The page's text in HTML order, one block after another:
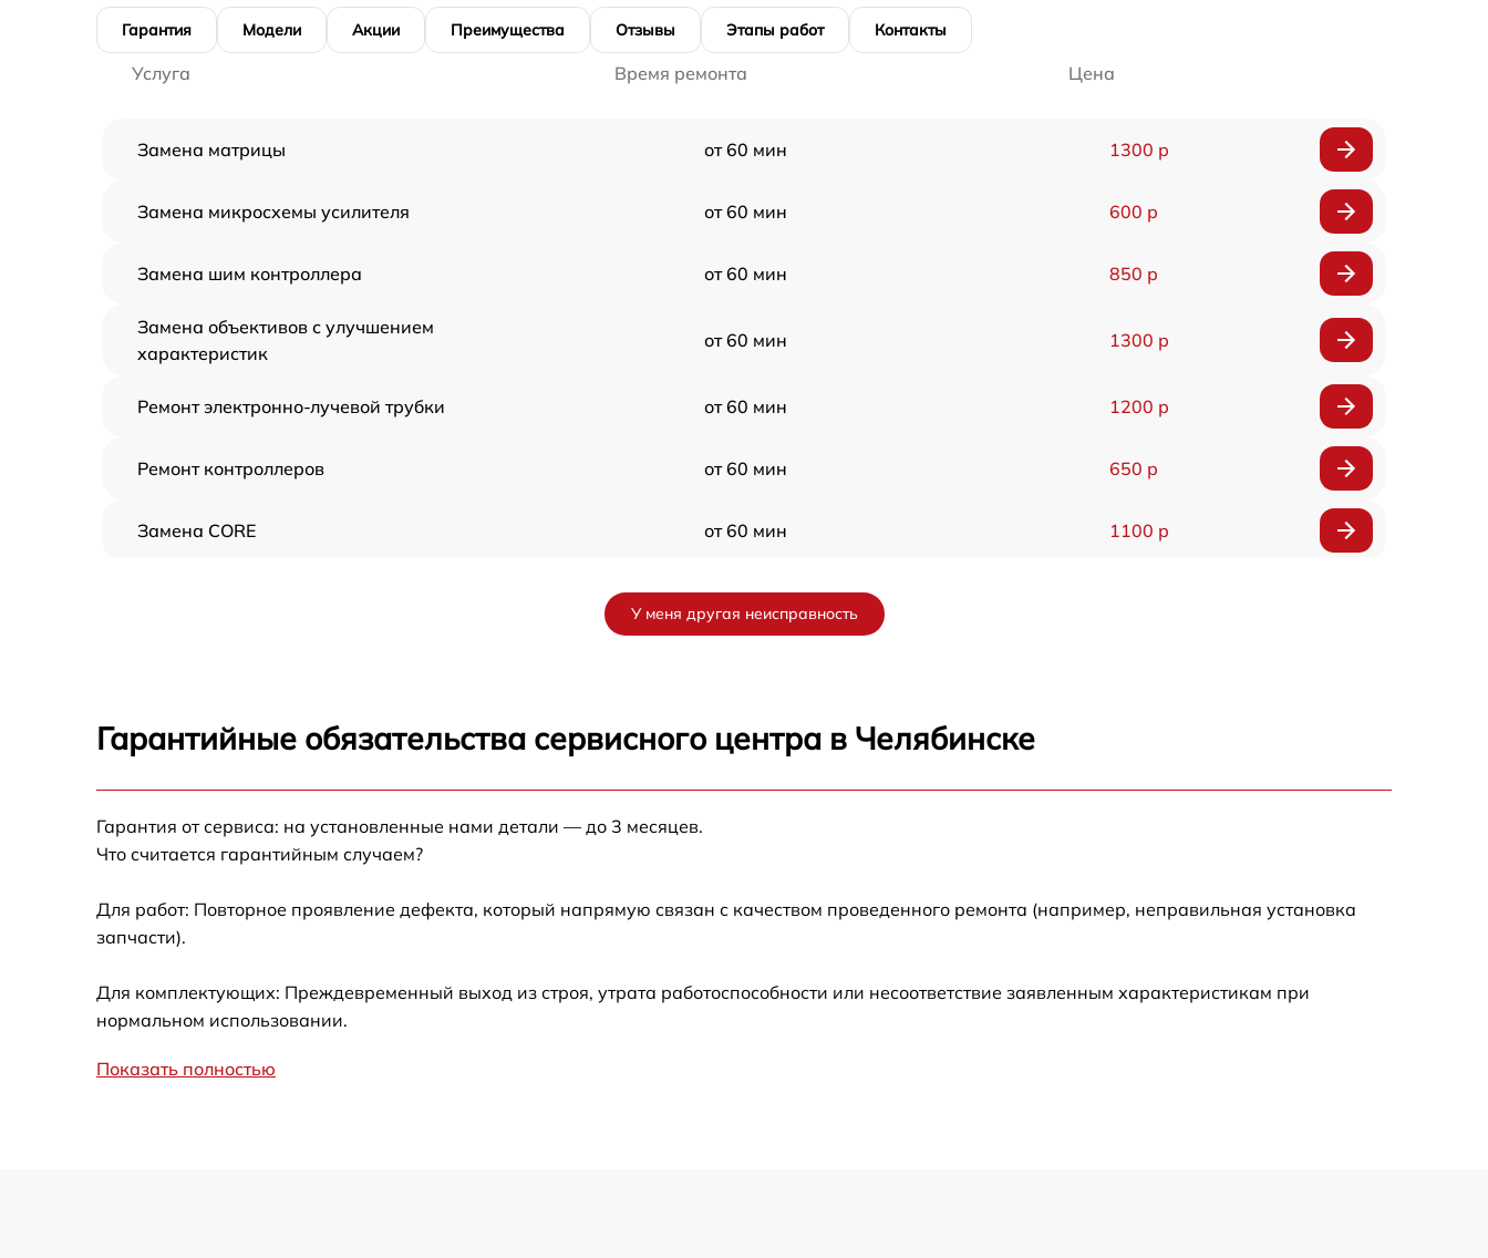
Гарантия Модели Акции Преимущества Отзывы Этапы работ Контакты
Услуга Время ремонта Цена
Замена матрицы от 60 мин 1300 р
Замена микросхемы усилителя от 60 мин 600 р
Замена шим контроллера от 60 мин 850 р
Замена объективов с улучшением
характеристик
от 60 мин 1300 р
Ремонт электронно-лучевой трубки от 60 мин 1200 р
Ремонт контроллеров от 60 мин 650 р
Замена CORE от 60 мин 1100 р
от 60 мин
Ремонт встроенного дальнометра и
других устройств
Замена микросхемы логики от 60 мин 450 р
У меня другая неисправность
Гарантийные обязательства сервисного центра в Челябинске
Гарантия от сервиса: на установленные нами детали — до 3 месяцев.
Что считается гарантийным случаем?
Для работ: Повторное проявление дефекта, который напрямую связан с качеством проведенного ремонта (например, неправильная установка
запчасти).
Для комплектующих: Преждевременный выход из строя, утрата работоспособности или несоответствие заявленным характеристикам при
нормальном использовании.
Показать полностью